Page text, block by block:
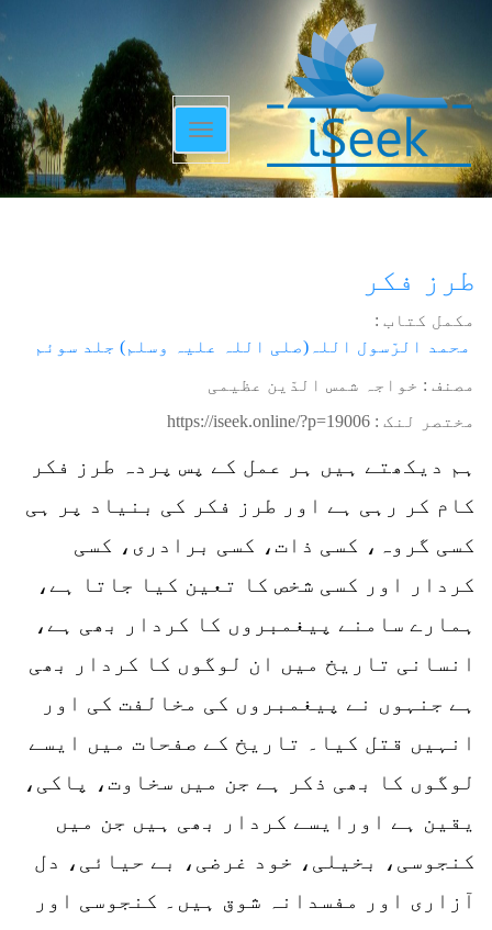
Toggle
navigation
طرز فکر
مکمل کتاب :
محمد الرّسول اللہ(صلی اللہ علیہ وسلم) جلد سوئم
مصنف : خواجہ شمس الدّین عظیمی
مختصر لنک : https://iseek.online/?p=19006
ہم دیکھتے ہیں ہر عمل کے پس پردہ طرز فکر
کام کر رہی ہے اور طرز فکر کی بنیاد پر ہی
کسی گروہ، کسی ذات، کسی برادری، کسی
کردار اور کسی شخص کا تعین کیا جاتا ہے،
ہمارے سامنے پیغمبروں کا کردار بھی ہے،
انسانی تاریخ میں ان لوگوں کا کردار بھی
ہے جنہوں نے پیغمبروں کی مخالفت کی اور
انہیں قتل کیا۔ تاریخ کے صفحات میں ایسے
لوگوں کا بھی ذکر ہے جن میں سخاوت، پاکی،
یقین ہے اورایسے کردار بھی ہیں جن میں
کنجوسی، بخیلی، خود غرضی، بے حیائی، دل
آزاری اور مفسدانہ شوق ہیں۔ کنجوسی اور